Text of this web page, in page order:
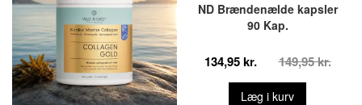
ND Brændenælde kapsler
90 Kap.
134,95 kr. 149,95 kr.
Læg i kurv